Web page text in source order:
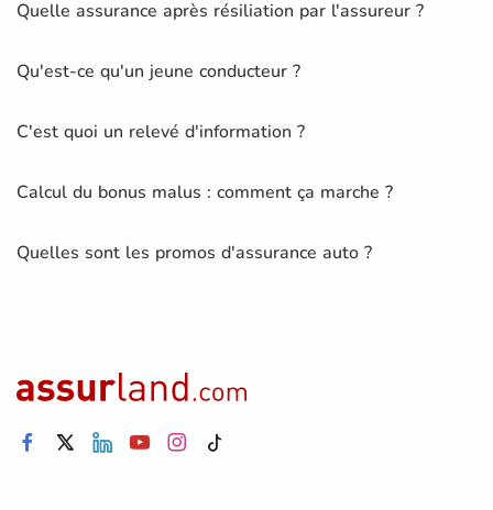
Quelle assurance après résiliation par l'assureur ?
Qu'est-ce qu'un jeune conducteur ?
C'est quoi un relevé d'information ?
Calcul du bonus malus : comment ça marche ?
Quelles sont les promos d'assurance auto ?